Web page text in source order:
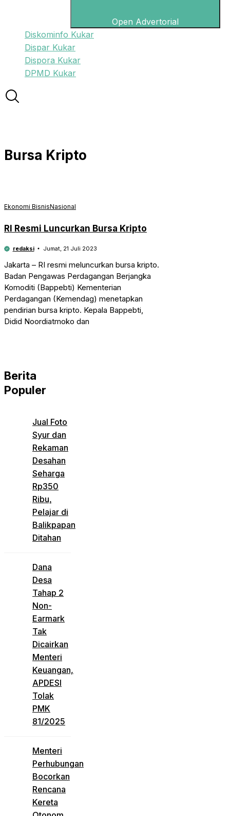
Open Advertorial
Diskominfo Kukar
Dispar Kukar
Dispora Kukar
DPMD Kukar
Bursa Kripto
Ekonomi BisnisNasional
RI Resmi Luncurkan Bursa Kripto
redaksi Jumat, 21 Juli 2023
Jakarta – RI resmi meluncurkan bursa kripto.
Badan Pengawas Perdagangan Berjangka
Komoditi (Bappebti) Kementerian
Perdagangan (Kemendag) menetapkan
pendirian bursa kripto. Kepala Bappebti,
Didid Noordiatmoko dan
Berita
Populer
Jual Foto
Syur dan
Rekaman
Desahan
Seharga
Rp350
Ribu,
Pelajar di
Balikpapan
Ditahan
Dana
Desa
Tahap 2
Non-
Earmark
Tak
Dicairkan
Menteri
Keuangan,
APDESI
Tolak
PMK
81/2025
Menteri
Perhubungan
Bocorkan
Rencana
Kereta